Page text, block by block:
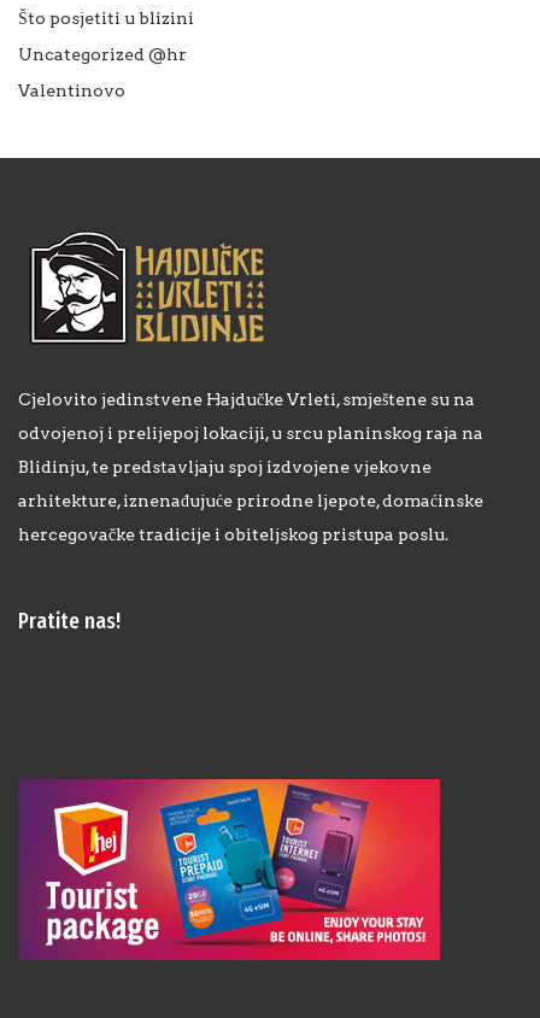
Što posjetiti u blizini
Uncategorized @hr
Valentinovo
Cjelovito jedinstvene Hajdučke Vrleti, smještene su na
odvojenoj i prelijepoj lokaciji, u srcu planinskog raja na
Blidinju, te predstavljaju spoj izdvojene vjekovne
arhitekture, iznenađujuće prirodne ljepote, domaćinske
hercegovačke tradicije i obiteljskog pristupa poslu.
Pratite nas!